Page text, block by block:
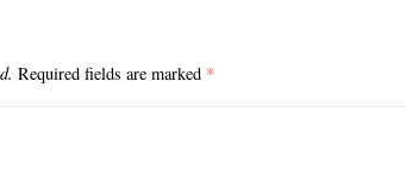
Required fields are marked *